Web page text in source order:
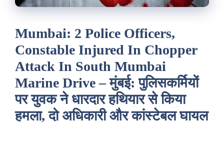
Mumbai: 2 Police Officers,
Constable Injured In Chopper
Attack In South Mumbai
Marine Drive – मुंबई: पुलिसकर्मियों
पर युवक ने धारदार हथियार से किया
हमला, दो अधिकारी और कांस्टेबल घायल